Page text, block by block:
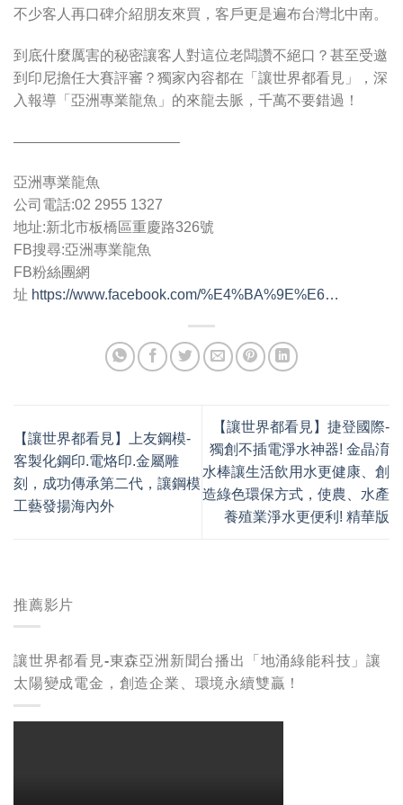
推薦影片
讓世界都看見-東森亞洲新聞台播出「地涌綠能科技」讓
太陽變成電金，創造企業、環境永續雙贏！
不少客人再口碑介紹朋友來買，客戶更是遍布台灣北中南。
到底什麼厲害的秘密讓客人對這位老闆讚不絕口？甚至受邀
到印尼擔任大賽評審？獨家內容都在「讓世界都看見」，深
入報導「亞洲專業龍魚」的來龍去脈，千萬不要錯過！
———————————–
亞洲專業龍魚
公司電話:02 2955 1327
地址:新北市板橋區重慶路326號
FB搜尋:亞洲專業龍魚
FB粉絲團網
址 https://www.facebook.com/%E4%BA%9E%E6…
【讓世界都看見】上友鋼模-
客製化鋼印.電烙印.金屬雕
刻，成功傳承第二代，讓鋼模
工藝發揚海內外
【讓世界都看見】捷登國際-
獨創不插電淨水神器! 金晶淯
水棒讓生活飲用水更健康、創
造綠色環保方式，使農、水產
養殖業淨水更便利! 精華版